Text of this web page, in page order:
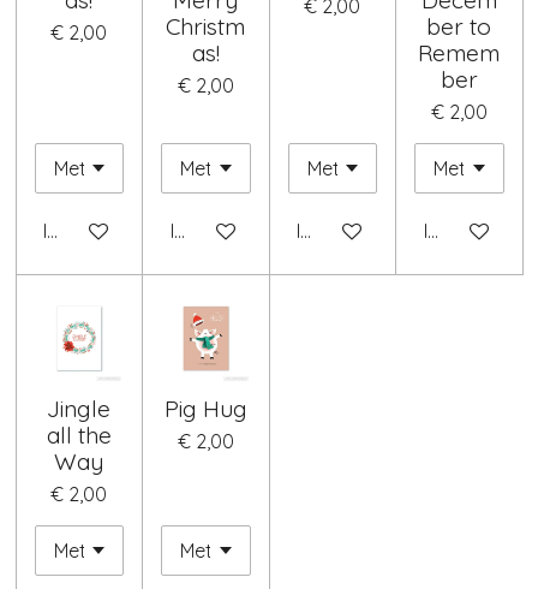
€ 2,00
In winkelwagen
Christm
as!
€ 2,00
In winkelwagen
€ 2,00
In winkelwagen
ber to
Remem
ber
€ 2,00
In
Jingle
all the
Way
€ 2,00
Pig Hug
€ 2,00